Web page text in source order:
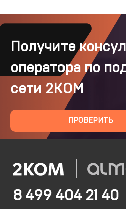
Получите
оператора по
сети 2КОМ
ПРОВЕРИТЬ
8 499 404 21 40